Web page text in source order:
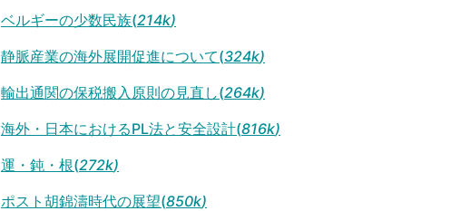
ベルギーの少数民族(214k)
静脈産業の海外展開促進について(324k)
輸出通関の保税搬入原則の見直し(264k)
海外・日本におけるPL法と安全設計(816k)
運・鈍・根(272k)
ポスト胡錦濤時代の展望(850k)